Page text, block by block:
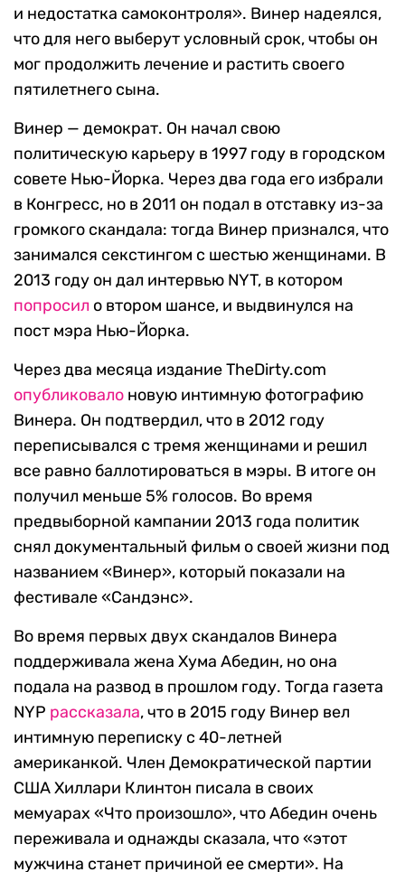
и недостатка самоконтроля». Винер надеялся,
что для него выберут условный срок, чтобы он
мог продолжить лечение и растить своего
пятилетнего сына.
Винер — демократ. Он начал свою
политическую карьеру в 1997 году в городском
совете Нью-Йорка. Через два года его избрали
в Конгресс, но в 2011 он подал в отставку из-за
громкого скандала: тогда Винер признался, что
занимался секстингом с шестью женщинами. В
2013 году он дал интервью NYT, в котором
попросил о втором шансе, и выдвинулся на
пост мэра Нью-Йорка.
Через два месяца издание TheDirty.com
опубликовало новую интимную фотографию
Винера. Он подтвердил, что в 2012 году
переписывался с тремя женщинами и решил
все равно баллотироваться в мэры. В итоге он
получил меньше 5% голосов. Во время
предвыборной кампании 2013 года политик
снял документальный фильм о своей жизни под
названием «Винер», который показали на
фестивале «Сандэнс».
Во время первых двух скандалов Винера
поддерживала жена Хума Абедин, но она
подала на развод в прошлом году. Тогда газета
NYP рассказала, что в 2015 году Винер вел
интимную переписку с 40-летней
американкой. Член Демократической партии
США Хиллари Клинтон писала в своих
мемуарах «Что произошло», что Абедин очень
переживала и однажды сказала, что «этот
мужчина станет причиной ее смерти». На